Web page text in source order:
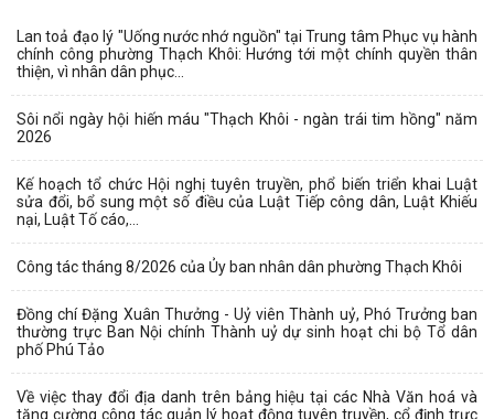
Lan toả đạo lý "Uống nước nhớ nguồn" tại Trung tâm Phục vụ hành
chính công phường Thạch Khôi: Hướng tới một chính quyền thân
thiện, vì nhân dân phục...
Sôi nổi ngày hội hiến máu "Thạch Khôi - ngàn trái tim hồng" năm
2026
Kế hoạch tổ chức Hội nghị tuyên truyền, phổ biến triển khai Luật
sửa đổi, bổ sung một số điều của Luật Tiếp công dân, Luật Khiếu
nại, Luật Tố cáo,...
Công tác tháng 8/2026 của Ủy ban nhân dân phường Thạch Khôi
Đồng chí Đặng Xuân Thưởng - Uỷ viên Thành uỷ, Phó Trưởng ban
thường trực Ban Nội chính Thành uỷ dự sinh hoạt chi bộ Tổ dân
phố Phú Tảo
Về việc thay đổi địa danh trên bảng hiệu tại các Nhà Văn hoá và
tăng cường công tác quản lý hoạt động tuyên truyền, cổ định trực